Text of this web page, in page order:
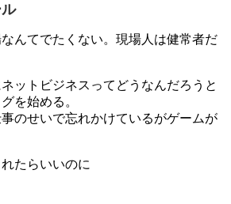
んてでたくない。現場人は健常者だ
ットビジネスってどうなんだろうと
を始める。
のせいで忘れかけているがゲームが
たらいいのに